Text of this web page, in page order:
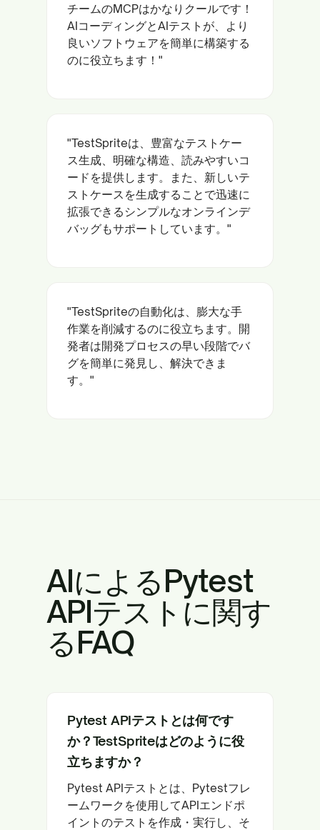
チームのMCPはかなりクールです！
AIコーディングとAIテストが、より
良いソフトウェアを簡単に構築する
のに役立ちます！"
"TestSpriteは、豊富なテストケー
ス生成、明確な構造、読みやすいコ
ードを提供します。また、新しいテ
ストケースを生成することで迅速に
拡張できるシンプルなオンラインデ
バッグもサポートしています。"
"TestSpriteの自動化は、膨大な手
作業を削減するのに役立ちます。開
発者は開発プロセスの早い段階でバ
グを簡単に発見し、解決できま
す。"
AIによるPytest
APIテストに関す
るFAQ
Pytest APIテストとは何です
か？TestSpriteはどのように役
立ちますか？
Pytest APIテストとは、Pytestフレ
ームワークを使用してAPIエンドポ
イントのテストを作成・実行し、そ